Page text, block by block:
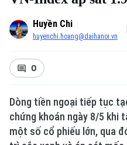
Huyền Chi
huyenchi.hoang@daihanoi.vn
0
Dòng tiền ngoại tiếp tục
chứng khoán ngày 8/5 khi
một số cổ phiếu lớn, qua